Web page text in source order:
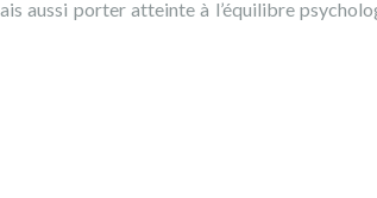
aussi porter atteinte à l’équilibre